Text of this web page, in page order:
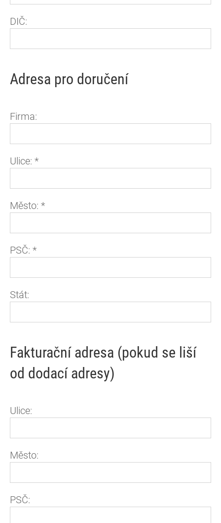
DIČ:
Adresa pro doručení
Firma:
Ulice: *
Město: *
PSČ: *
Stát:
Fakturační adresa (pokud se liší
od dodací adresy)
Ulice:
Město:
PSČ: